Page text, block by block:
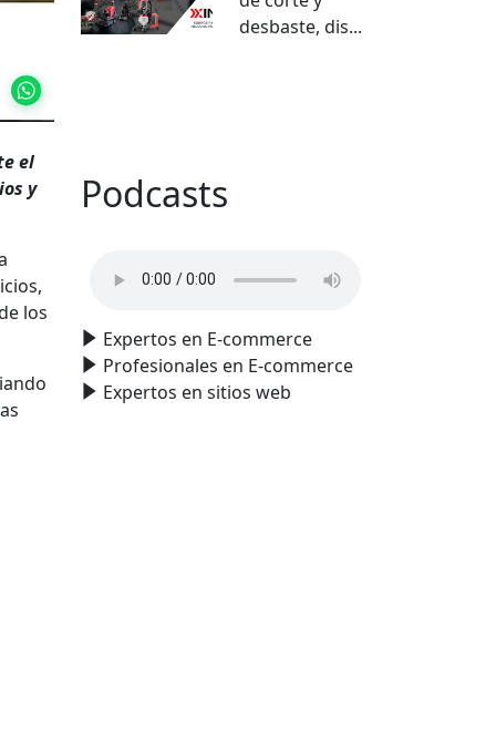
el
y
los
desbaste, dis...
Podcasts
Expertos en E-commerce
Profesionales en E-commerce
Expertos en sitios web